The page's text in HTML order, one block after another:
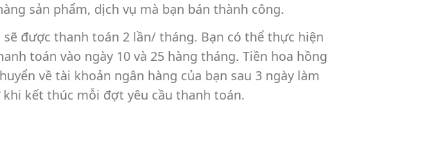
sản phẩm, dịch vụ mà bạn bán thành công.
sẽ được thanh toán 2 lần/ tháng. Bạn có thể thực hiện
toán vào ngày 10 và 25 hàng tháng. Tiền hoa hồng
về tài khoản ngân hàng của bạn sau 3 ngày làm
khi kết thúc mỗi đợt yêu cầu thanh toán.